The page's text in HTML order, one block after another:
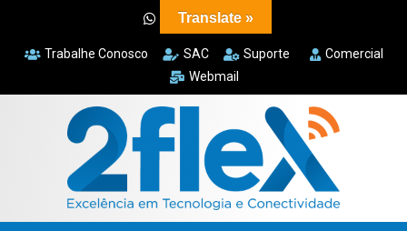
Trabalhe Conosco SAC Suporte
Comercial
Webmail
Translate »